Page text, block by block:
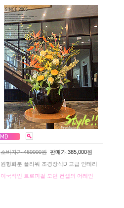
소비자가:460000원 판매가:385,000원
원형화분 플라워 조경장식D 고급 인테리
이국적인 트로피컬 모던 컨셉의 어레인